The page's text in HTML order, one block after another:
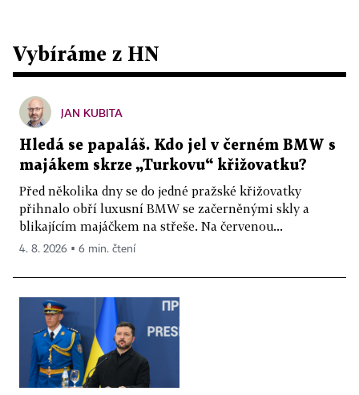
Vybíráme z HN
JAN KUBITA
Hledá se papaláš. Kdo jel v černém BMW s
majákem skrze „Turkovu“ křižovatku?
Před několika dny se do jedné pražské křižovatky
přihnalo obří luxusní BMW se začerněnými skly a
blikajícím majáčkem na střeše. Na červenou...
4. 8. 2026 ▪ 6 min. čtení